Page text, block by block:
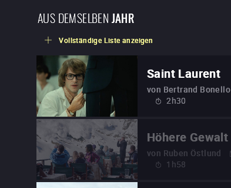
AUS DEMSELBENJAHR
Vollständige Liste anzeigen
Saint Laurent
von Bertrand Bonello
2h30
Höhere Gewalt
von Ruben Östlund
1h58